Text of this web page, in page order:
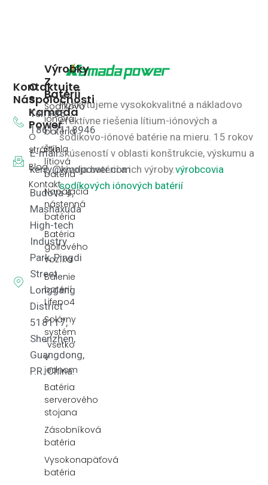
Poskytujeme vysokokvalitné a nákladovo
efektívne riešenia lítium-iónových a
sodíkovo-iónové batérie na mieru. 15 rokov
skúseností v oblasti konštrukcie, výskumu a
vývoja batérií a ich výroby.výrobcovia
sodíkových iónových batérií
Výrobky
Z
Batérií
Sodíkovo
iónová
batéria
Štíhla
lítiová
batéria
Napájacia
nástenná
batéria
Batéria
golfového
vozíka
Balenie
batérií
Lifepo4
Solárny
systém
"všetko
v
jednom
Batéria
serverového
stojana
Zásobníková
batéria
Vysokonapäťová
batéria
O
Spoločnosti
Kamada
Power
O
stránke
Blog
Kontakt
Kontaktujte
Nás
Tel: +86
18617118946
E-mail:
kerry@kmdpower.com
Budova 4,
Mashaxuda
High-tech
Industry
Park, Pingdi
Street,
Longgang
District
518117,
Shenzhen,
Guangdong,
P.R. China.